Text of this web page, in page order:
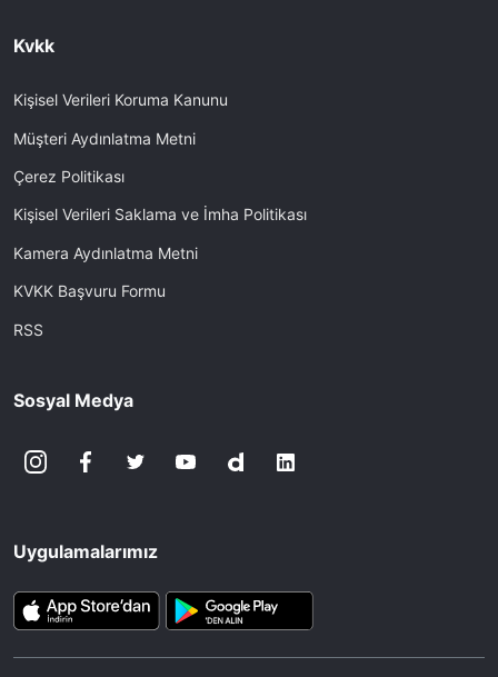
Kvkk
Kişisel Verileri Koruma Kanunu
Müşteri Aydınlatma Metni
Çerez Politikası
Kişisel Verileri Saklama ve İmha Politikası
Kamera Aydınlatma Metni
KVKK Başvuru Formu
RSS
Sosyal Medya
Uygulamalarımız